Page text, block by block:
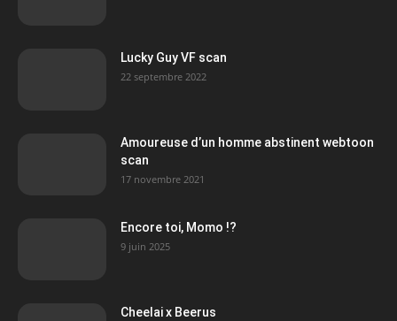
Lucky Guy VF scan
22 septembre 2022
Amoureuse d’un homme abstinent webtoon
scan
17 novembre 2021
Encore toi, Momo !?
9 juin 2025
Cheelai x Beerus